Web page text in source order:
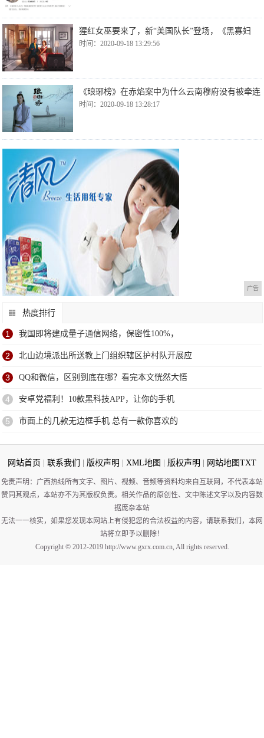
猩红女巫要来了，新“美国队长”登场，《黑寡妇
时间：2020-09-18 13:29:56
《琅琊榜》在赤焰案中为什么云南穆府没有被牵连
时间：2020-09-18 13:28:17
广告
热度排行
1 我国即将建成量子通信网络，保密性100%，
2 北山边境派出所送教上门组织辖区护村队开展应
3 QQ和微信，区别到底在哪？看完本文恍然大悟
4 安卓党福利！10款黑科技APP，让你的手机
5 市面上的几款无边框手机 总有一款你喜欢的
网站首页 联系我们 版权声明 XML地图 版权声明 网站地图TXT
免责声明：广西热线所有文字、图片、视频、音频等资料均来自互联网，不代表本站
赞同其观点，本站亦不为其版权负责。相关作品的原创性、文中陈述文字以及内容数
据庞杂本站
无法一一核实，如果您发现本网站上有侵犯您的合法权益的内容，请联系我们，本网
站将立即予以删除！
Copyright © 2012-2019 http://www.gxrx.com.cn, All rights reserved.